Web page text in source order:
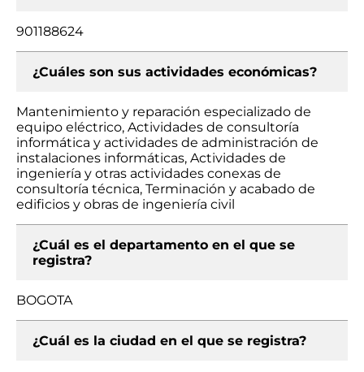
901188624
¿Cuáles son sus actividades económicas?
Mantenimiento y reparación especializado de
equipo eléctrico, Actividades de consultoría
informática y actividades de administración de
instalaciones informáticas, Actividades de
ingeniería y otras actividades conexas de
consultoría técnica, Terminación y acabado de
edificios y obras de ingeniería civil
¿Cuál es el departamento en el que se
registra?
BOGOTA
¿Cuál es la ciudad en el que se registra?